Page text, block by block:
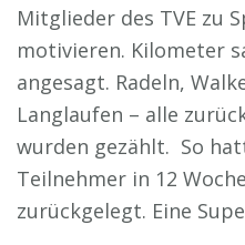
Mitglieder des TVE zu
motivieren. Kilometer
angesagt. Radeln,
Langlaufen – alle
wurden gezählt. So
Teilnehmer in 12
zurückgelegt. Eine